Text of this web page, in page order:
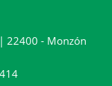
22400 - Monzón